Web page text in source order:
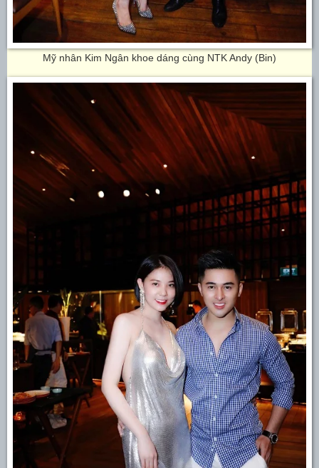
Mỹ nhân Kim Ngân khoe dáng cùng NTK Andy (Bin)